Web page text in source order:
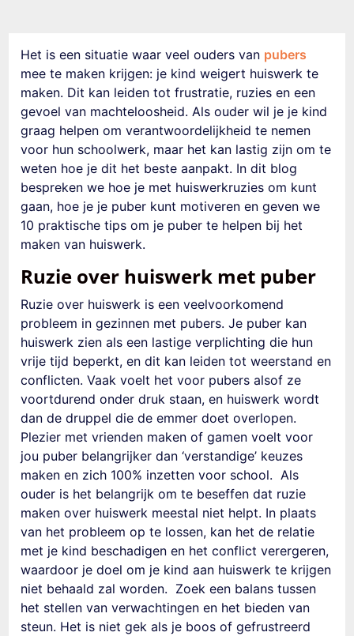
Het is een situatie waar veel ouders van pubers
mee te maken krijgen: je kind weigert huiswerk te
maken. Dit kan leiden tot frustratie, ruzies en een
gevoel van machteloosheid. Als ouder wil je je kind
graag helpen om verantwoordelijkheid te nemen
voor hun schoolwerk, maar het kan lastig zijn om te
weten hoe je dit het beste aanpakt. In dit blog
bespreken we hoe je met huiswerkruzies om kunt
gaan, hoe je je puber kunt motiveren en geven we
10 praktische tips om je puber te helpen bij het
maken van huiswerk.
Ruzie over huiswerk met puber
Ruzie over huiswerk is een veelvoorkomend
probleem in gezinnen met pubers. Je puber kan
huiswerk zien als een lastige verplichting die hun
vrije tijd beperkt, en dit kan leiden tot weerstand en
conflicten. Vaak voelt het voor pubers alsof ze
voortdurend onder druk staan, en huiswerk wordt
dan de druppel die de emmer doet overlopen.
Plezier met vrienden maken of gamen voelt voor
jou puber belangrijker dan ‘verstandige’ keuzes
maken en zich 100% inzetten voor school. Als
ouder is het belangrijk om te beseffen dat ruzie
maken over huiswerk meestal niet helpt. In plaats
van het probleem op te lossen, kan het de relatie
met je kind beschadigen en het conflict verergeren,
waardoor je doel om je kind aan huiswerk te krijgen
niet behaald zal worden. Zoek een balans tussen
het stellen van verwachtingen en het bieden van
steun. Het is niet gek als je boos of gefrustreerd